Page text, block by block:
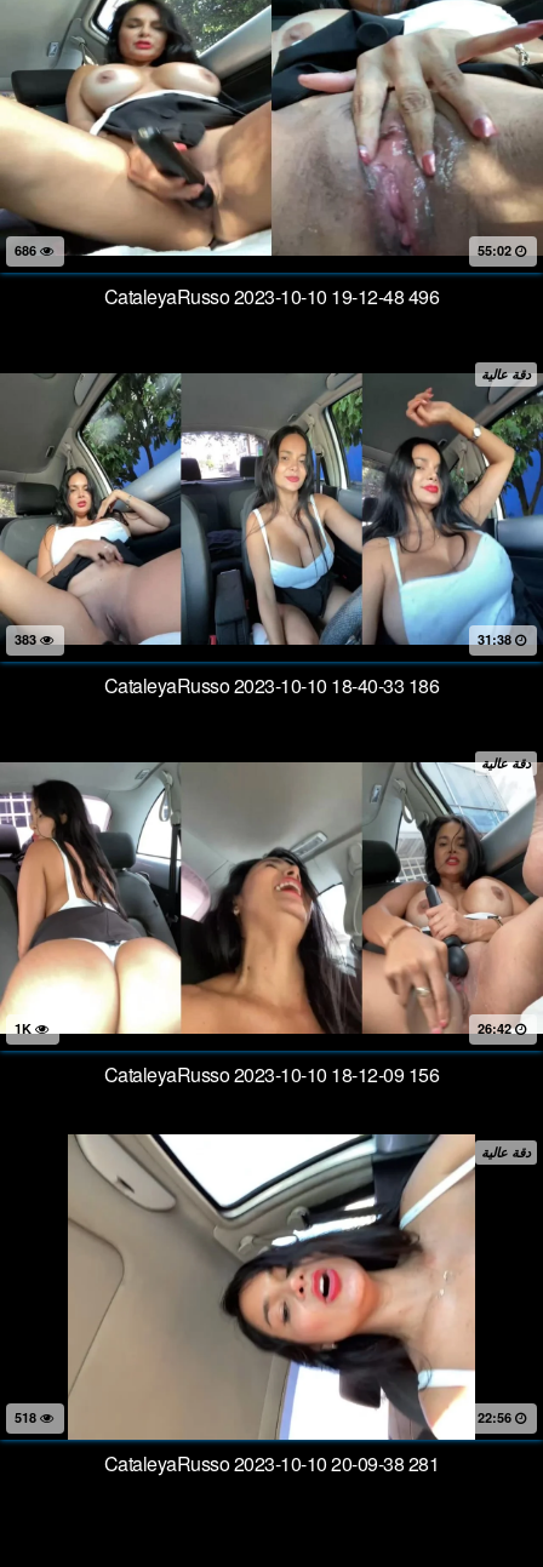
55:02
CataleyaRusso 2023-10-10 19-12-48 496
دقة عالية
31:38
CataleyaRusso 2023-10-10 18-40-33 186
دقة عالية
26:42
CataleyaRusso 2023-10-10 18-12-09 156
دقة عالية
22:56
CataleyaRusso 2023-10-10 20-09-38 281